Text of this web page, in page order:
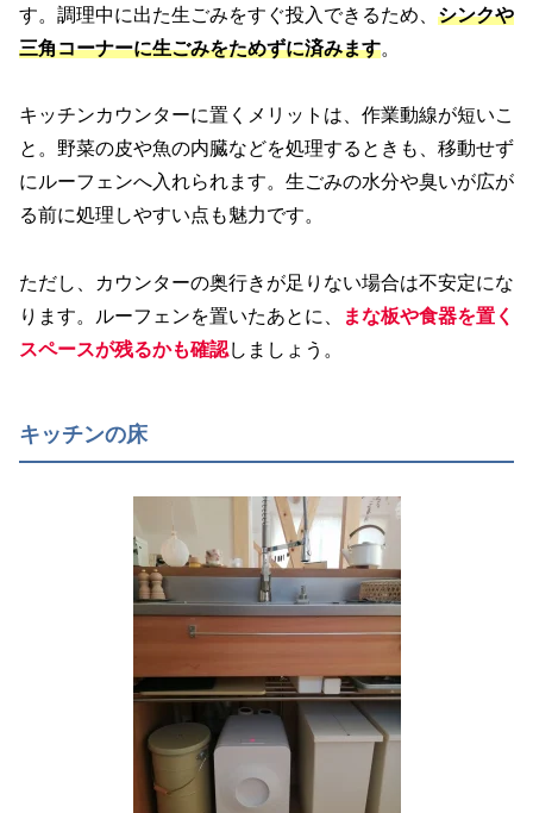
す。調理中に出た生ごみをすぐ投入できるため、 シンクや
三角コーナーに生ごみをためずに済みます。
キッチンカウンターに置くメリットは、作業動線が短いこ
と。野菜の皮や魚の内臓などを処理するときも、移動せず
にルーフェンへ入れられます。生ごみの水分や臭いが広が
る前に処理しやすい点も魅力です。
ただし、カウンターの奥行きが足りない場合は不安定にな
ります。ルーフェンを置いたあとに、
まな板や食器を置く
スペースが残るかも確認しましょう。
キッチンの床